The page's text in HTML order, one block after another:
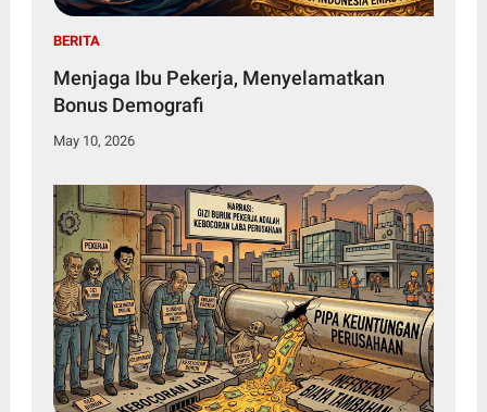
BERITA
Menjaga Ibu Pekerja, Menyelamatkan
Bonus Demografi
May 10, 2026